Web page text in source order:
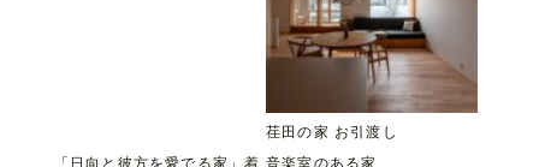
荏田の家 お引渡し
「日向と彼方を愛でる家」着 音楽室のある家